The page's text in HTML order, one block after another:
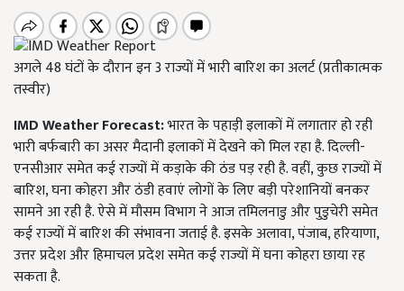
अगले 48 घंटों के दौरान इन 3 राज्यों में भारी बारिश का अलर्ट (प्रतीकात्मक
तस्वीर)
IMD Weather Forecast:भारत के पहाड़ी इलाकों में लगातार हो रही
भारी बर्फबारी का असर मैदानी इलाकों में देखने को मिल रहा है. दिल्ली-
एनसीआर समेत कई राज्यों में कड़ाके की ठंड पड़ रही है. वहीं, कुछ राज्यों में
बारिश, घना कोहरा और ठंडी हवाएं लोगों के लिए बड़ी परेशानियों बनकर
सामने आ रही है. ऐसे में मौसम विभाग ने आज तमिलनाडु और पुडुचेरी समेत
कई राज्यों में बारिश की संभावना जताई है. इसके अलावा, पंजाब, हरियाणा,
उत्तर प्रदेश और हिमाचल प्रदेश समेत कई राज्यों में घना कोहरा छाया रह
सकता है.